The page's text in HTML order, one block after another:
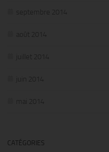
septembre 2014
août 2014
juillet 2014
juin 2014
mai 2014
CATÉGORIES